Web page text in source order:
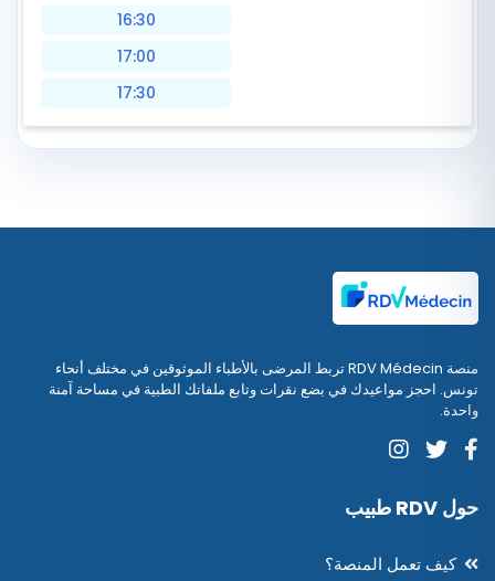
16:30
17:00
17:30
منصة RDV Médecin تربط المرضى بالأطباء الموثوقين في مختلف أنحاء
تونس. احجز مواعيدك في بضع نقرات وتابع ملفاتك الطبية في مساحة آمنة
واحدة.
حول RDV طبيب
كيف تعمل المنصة؟